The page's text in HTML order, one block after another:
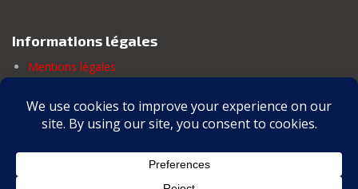
Informations légales
Mentions légales
Politique de cookies